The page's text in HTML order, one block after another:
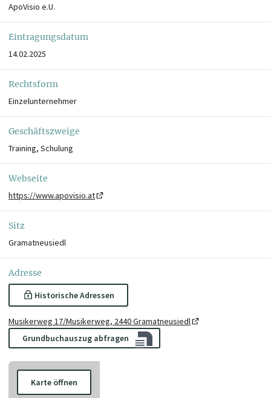
ApoVisio e.U.
Eintragungsdatum
14.02.2025
Rechtsform
Einzelunternehmer
Geschäftszweige
Training, Schulung
Webseite
https://www.apovisio.at
Sitz
Gramatneusiedl
Adresse
Historische Adressen
Musikerweg 17/Musikerweg, 2440 Gramatneusiedl
Grundbuchauszug abfragen
Karte öffnen